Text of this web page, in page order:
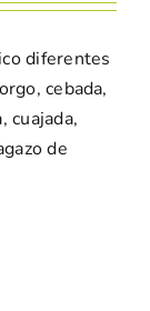
diferentes
cebada,
cuajada,
de